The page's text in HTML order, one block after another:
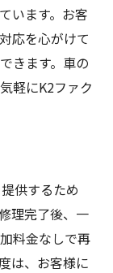
た革新
が支える技
新の実例
う工場
います。お客
応を心がけて
きます。車の
軽にK2ファク
供するため
理完了後、一
料金なしで再
は、お客様に